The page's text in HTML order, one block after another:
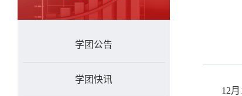
学团公告
学团快讯
12